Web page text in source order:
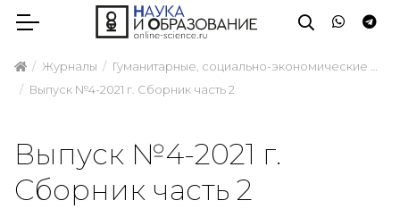
Журналы
Гуманитарные, социально-экономические и общественные науки
Выпуск №4-2021 г. Сборник часть 2
Выпуск №4-2021 г.
Сборник часть 2